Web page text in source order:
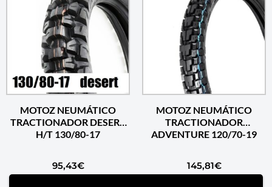
MOTOZ NEUMÁTICO
TRACTIONADOR DESERT
H/T 130/80-17
95,43€
MOTOZ NEUMÁTICO
TRACTIONADOR
ADVENTURE 120/70-19
145,81€